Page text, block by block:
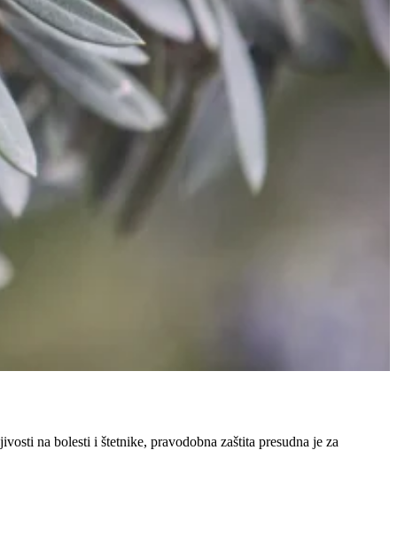
na bolesti i štetnike, pravodobna zaštita presudna je za